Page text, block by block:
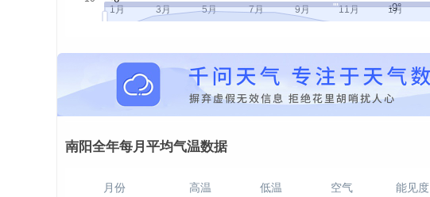
南阳全年每月平均气温数据
月份 高温 低温 空气 能见度